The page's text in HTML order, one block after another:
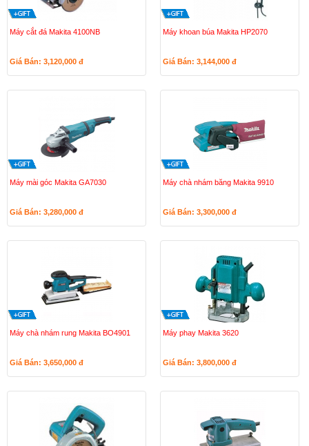
Máy cắt đá Makita 4100NB
Giá Bán: 3,120,000 đ
Máy khoan búa Makita HP2070
Giá Bán: 3,144,000 đ
Máy mài góc Makita GA7030
Giá Bán: 3,280,000 đ
Máy chà nhám băng Makita 9910
Giá Bán: 3,300,000 đ
Máy chà nhám rung Makita BO4901
Giá Bán: 3,650,000 đ
Máy phay Makita 3620
Giá Bán: 3,800,000 đ